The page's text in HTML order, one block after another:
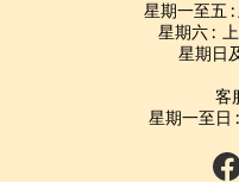
星期一至五 :
星期六 :
星期日
客
星期一至日